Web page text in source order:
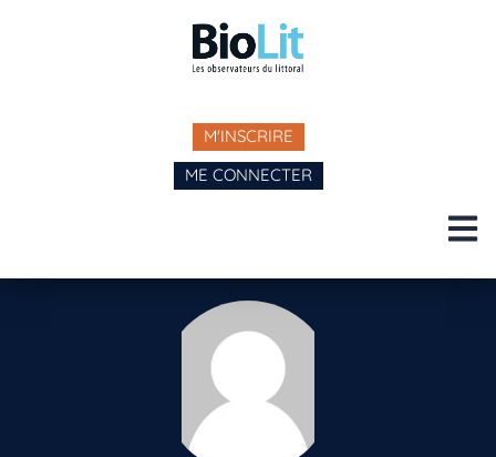
M'INSCRIRE
ME CONNECTER